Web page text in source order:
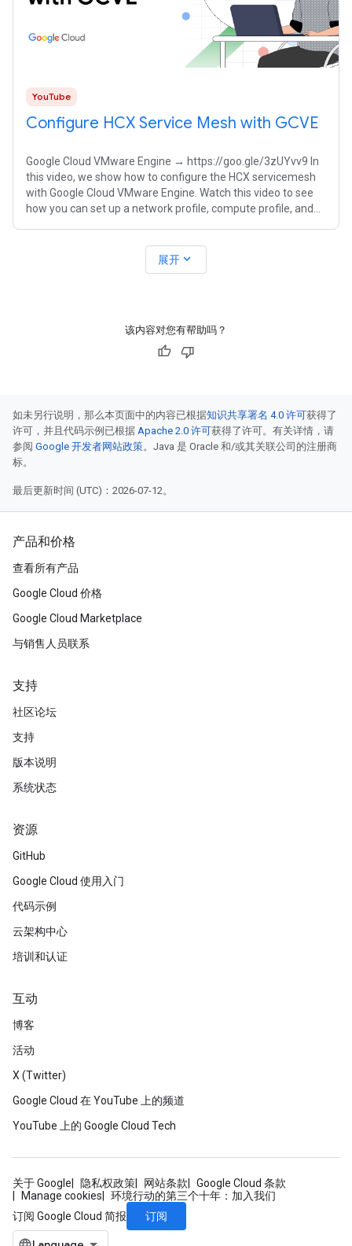
YouTube
Configure HCX Service Mesh with GCVE
Google Cloud VMware Engine → https://goo.gle/3zUYvv9 In
this video, we show how to configure the HCX servicemesh
with Google Cloud VMware Engine. Watch this video to see
how you can set up a network profile, compute profile, and
展开 expand_more
该内容对您有帮助吗？
如未另行说明，那么本页面中的内容已根据知识共享署名 4.0 许可获得了
许可，并且代码示例已根据 Apache 2.0 许可获得了许可。有关详情，请
参阅 Google 开发者网站政策。Java 是 Oracle 和/或其关联公司的注册商
标。
最后更新时间 (UTC)：2026-07-12。
产品和价格
查看所有产品
Google Cloud 价格
Google Cloud Marketplace
与销售人员联系
支持
社区论坛
支持
版本说明
系统状态
资源
GitHub
Google Cloud 使用入门
代码示例
云架构中心
培训和认证
互动
博客
活动
X (Twitter)
Google Cloud 在 YouTube 上的频道
YouTube 上的 Google Cloud Tech
关于 Google 隐私权政策 网站条款
Google Cloud 条款
Manage cookies
环境行动的第三个十年：加入我们
订阅 Google Cloud 简报
订阅